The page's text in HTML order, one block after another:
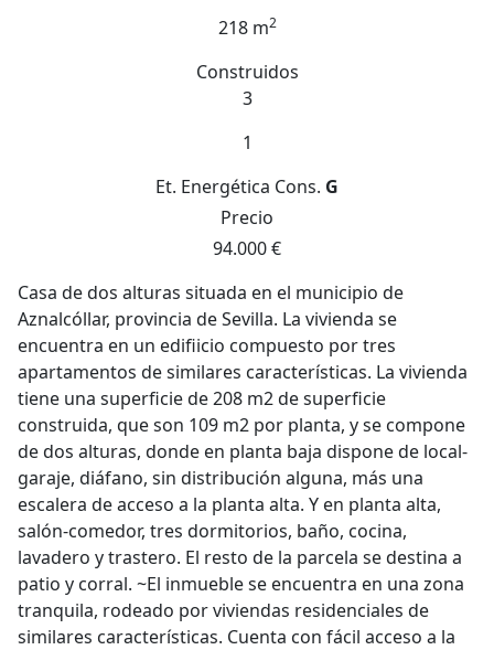
218 m2
Construidos
3
1
Et. Energética Cons. G
Precio
94.000 €
Casa de dos alturas situada en el municipio de
Aznalcóllar, provincia de Sevilla. La vivienda se
encuentra en un edifiicio compuesto por tres
apartamentos de similares características. La vivienda
tiene una superficie de 208 m2 de superficie
construida, que son 109 m2 por planta, y se compone
de dos alturas, donde en planta baja dispone de local-
garaje, diáfano, sin distribución alguna, más una
escalera de acceso a la planta alta. Y en planta alta,
salón-comedor, tres dormitorios, baño, cocina,
lavadero y trastero. El resto de la parcela se destina a
patio y corral. ~El inmueble se encuentra en una zona
tranquila, rodeado por viviendas residenciales de
similares características. Cuenta con fácil acceso a la